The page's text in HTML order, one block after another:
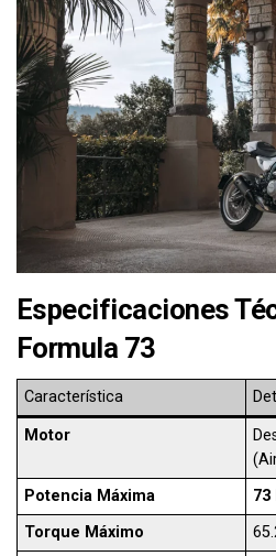
Especificaciones
Formula 73
Característica
Motor
Potencia Máxima
73
Torque Máximo